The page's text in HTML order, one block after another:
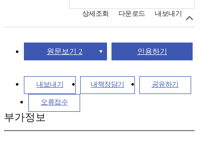
상세조회 다운로드 내보내기
원문보기 2 인용하기
내보내기 내책장담기 공유하기
오류접수
부가정보